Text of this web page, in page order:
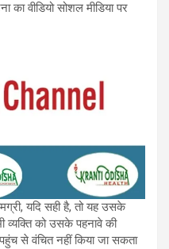
वीडियो सोशल मीडिया पर
यदि सही है, तो यह उसके
व्यक्ति को उसके पहनावे की
से वंचित नहीं किया जा सकता